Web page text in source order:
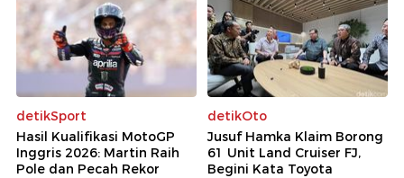
detikSport
Hasil Kualifikasi MotoGP
Inggris 2026: Martin Raih
Pole dan Pecah Rekor
detikOto
Jusuf Hamka Klaim Borong
61 Unit Land Cruiser FJ,
Begini Kata Toyota